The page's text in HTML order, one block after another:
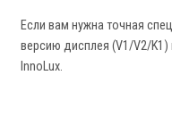
Если вам нужна точная
версию дисплея (V1/V2/K1)
InnoLux.